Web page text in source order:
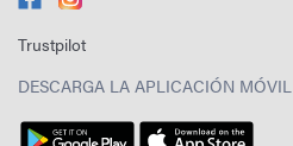
Trustpilot
DESCARGA LA APLICACIÓN MÓVIL